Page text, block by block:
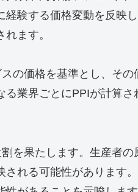
産者が商品やサービスを
はなく、生産者が受け